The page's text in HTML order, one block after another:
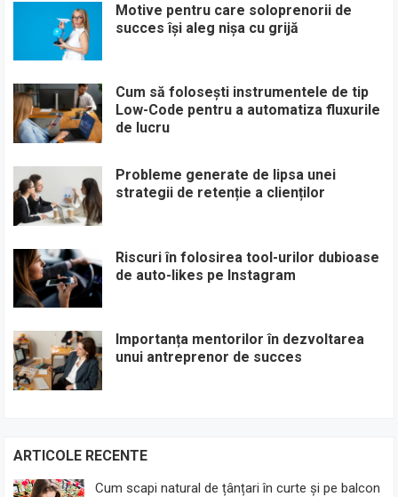
Motive pentru care soloprenorii de
succes își aleg nișa cu grijă
Cum să folosești instrumentele de tip
Low-Code pentru a automatiza fluxurile
de lucru
Probleme generate de lipsa unei
strategii de retenție a clienților
Riscuri în folosirea tool-urilor dubioase
de auto-likes pe Instagram
Importanța mentorilor în dezvoltarea
unui antreprenor de succes
ARTICOLE RECENTE
Cum scapi natural de țânțari în curte și pe balcon